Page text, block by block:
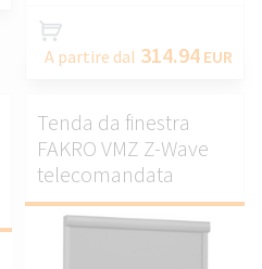
A partire dal 314.94 EUR
Tenda da finestra
FAKRO VMZ Z-Wave
telecomandata